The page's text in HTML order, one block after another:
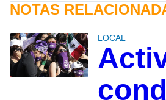
NOTAS
LOCAL